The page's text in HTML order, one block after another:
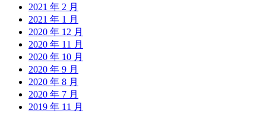
2021 年 2 月
2021 年 1 月
2020 年 12 月
2020 年 11 月
2020 年 10 月
2020 年 9 月
2020 年 8 月
2020 年 7 月
2019 年 11 月